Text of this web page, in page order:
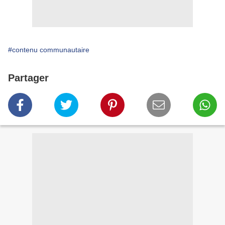
#contenu communautaire
Partager